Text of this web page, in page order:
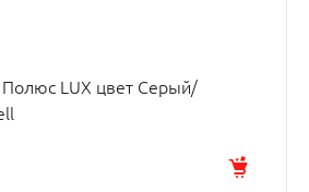
LUX цвет Серый/